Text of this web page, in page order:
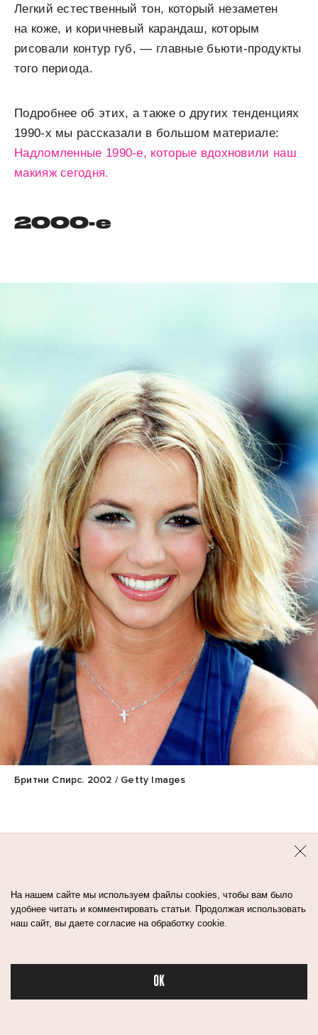
Легкий естественный тон, который незаметен
на коже, и коричневый карандаш, которым
рисовали контур губ, — главные бьюти-продукты
того периода.
Подробнее об этих, а также о других тенденциях
1990-х мы рассказали в большом материале:
Надломленные 1990-е, которые вдохновили наш
макияж сегодня.
2000-е
Бритни Спирс. 2002 / Getty Images
и тонкие брови — характерные черты того
времени. Все хотели выглядеть как звезды хип-
Хилтон, Кристина Агилера.
На нашем сайте мы используем файлы cookies, чтобы вам было
удобнее читать и комментировать статьи. Продолжая использовать
наш сайт, вы даете согласие на обработку cookie.
OK